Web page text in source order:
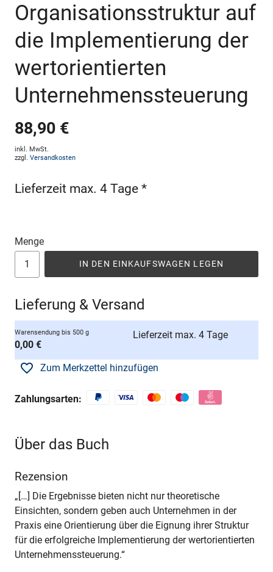
Organisationsstruktur auf
die Implementierung der
wertorientierten
Unternehmenssteuerung
88,90 €
inkl. MwSt.
zzgl. Versandkosten
Lieferzeit max. 4 Tage *
Menge
IN DEN EINKAUFSWAGEN LEGEN
Lieferung & Versand
Warensendung bis 500 g
0,00 €
Lieferzeit max. 4 Tage
Zum Merkzettel hinzufügen
Zahlungsarten:
Über das Buch
Rezension
„[…] Die Ergebnisse bieten nicht nur theoretische
Einsichten, sondern geben auch Unternehmen in der
Praxis eine Orientierung über die Eignung ihrer Struktur
für die erfolgreiche Implementierung der wertorientierten
Unternehmenssteuerung.“